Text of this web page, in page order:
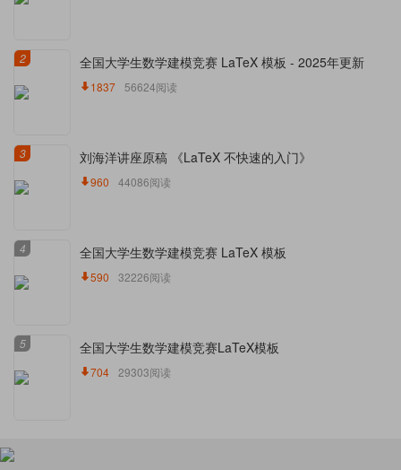
2 全国大学生数学建模竞赛 LaTeX 模板 - 2025年更新
1837 56624阅读
3 刘海洋讲座原稿 《LaTeX 不快速的入门》
960 44086阅读
4 全国大学生数学建模竞赛 LaTeX 模板
590 32226阅读
5 全国大学生数学建模竞赛LaTeX模板
704 29303阅读